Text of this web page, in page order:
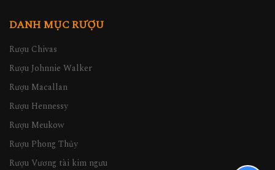
DANH MỤC RƯỢU
Rượu Chivas
Rượu Johnnie Walker
Rượu Macallan
Rượu Hennessy
Rượu Meukow
Rượu Phong Thủy
Rượu Vương tài kim ngưu